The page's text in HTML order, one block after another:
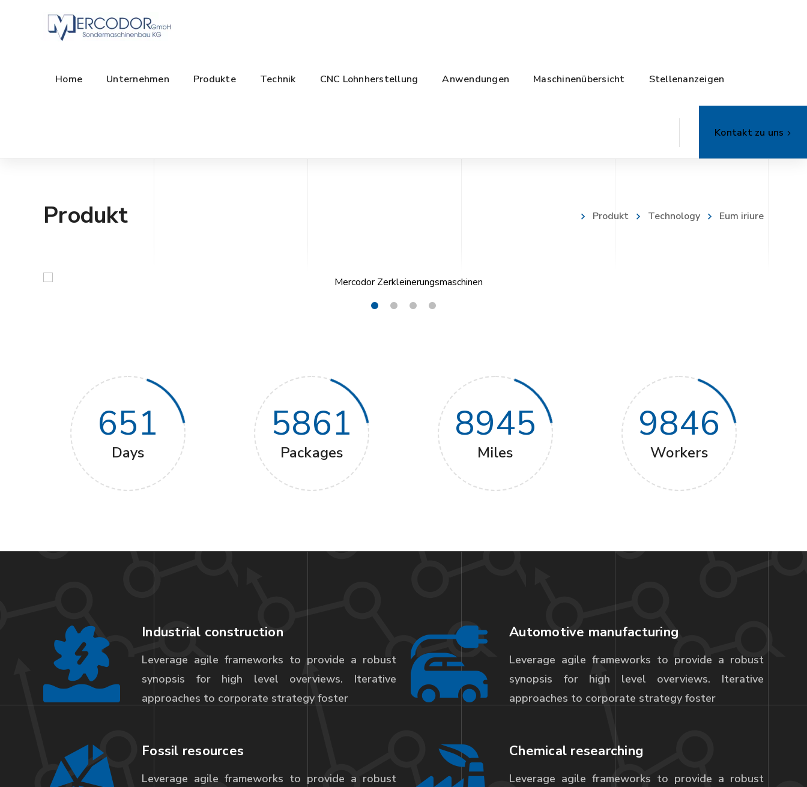
Home Unternehmen Produkte Technik CNC Lohnherstellung Anwendungen Maschinenübersicht Stellenanzeigen
Kontakt zu uns
Produkt Produkt Technology Eum iriure
651
Days
5861
Packages
8945
Miles
9846
Workers
Industrial construction
Leverage agile frameworks to provide a robust
synopsis for high level overviews. Iterative
approaches to corporate strategy foster
Fossil resources
Leverage agile frameworks to provide a robust
Automotive manufacturing
Leverage agile frameworks to provide a robust
synopsis for high level overviews. Iterative
approaches to corporate strategy foster
Chemical researching
Leverage agile frameworks to provide a robust